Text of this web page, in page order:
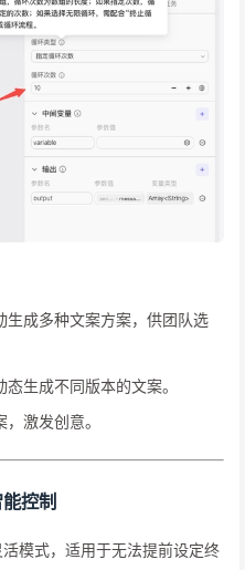
生成多种文案方案，供团队选
生成不同版本的文案。
激发创意。
控制
模式，适用于无法提前设定终